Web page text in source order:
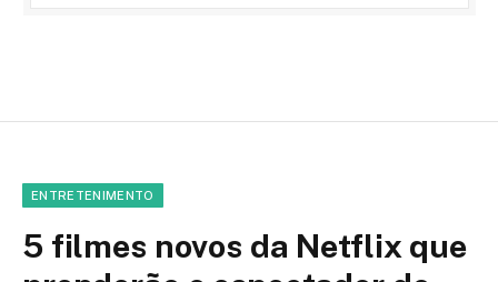
ENTRETENIMENTO
5 filmes novos da Netflix que